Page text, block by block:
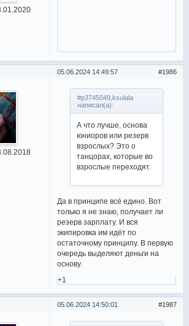
1986
05.06.2024 14:49:57
#p3745049,ksulala
написал(а):
А что лучше, основа
юниоров или резерв
взрослых? Это о
танцорах, которые во
взрослые переходят.
Да в принципе всё едино. Вот
только я не знаю, получает ли
резерв зарплату. И вся
экипировка им идёт по
остаточному принципу. В первую
очередь выделяют деньги на
основу.
+1
1987
05.06.2024 14:50:01